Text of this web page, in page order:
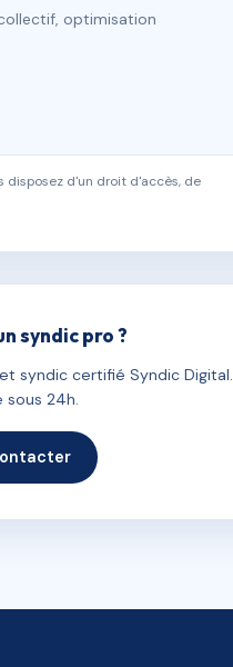
optimisation
disposez d'un droit d'accès, de
syndic pro ?
syndic certifié Syndic Digital.
sous 24h.